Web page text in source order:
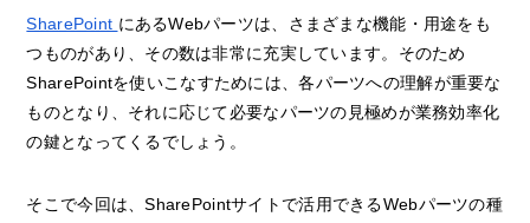
SharePoint にあるWebパーツは、さまざまな機能・用途をも
つものがあり、その数は非常に充実しています。そのため
SharePointを使いこなすためには、各パーツへの理解が重要な
ものとなり、それに応じて必要なパーツの見極めが業務効率化
の鍵となってくるでしょう。
そこで今回は、SharePointサイトで活用できるWebパーツの種